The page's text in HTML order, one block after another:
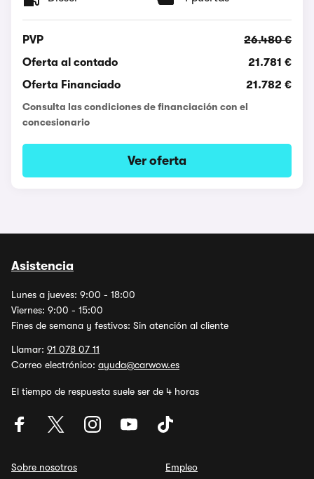
PVP
26.480 €
Oferta al contado
21.781 €
Oferta Financiado
21.782 €
Consulta las condiciones de financiación con el
concesionario
Ver oferta
Asistencia
Lunes a jueves: 9:00 - 18:00
Viernes: 9:00 - 15:00
Fines de semana y festivos: Sin atención al cliente
Llamar: 91 078 07 11
Correo electrónico: ayuda@carwow.es
El tiempo de respuesta suele ser de 4 horas
Sobre nosotros
Empleo